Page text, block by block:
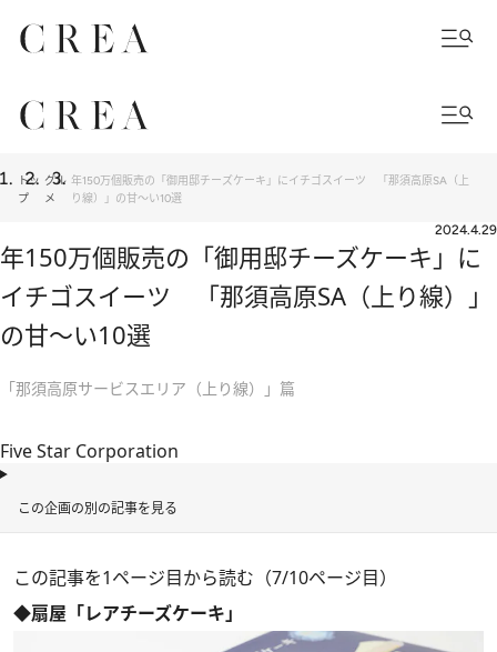
トッ
プ
グル
メ
年150万個販売の「御用邸チーズケーキ」にイチゴスイーツ 「那須高原SA（上
り線）」の甘～い10選
2024.4.29
年150万個販売の「御用邸チーズケーキ」に
イチゴスイーツ 「那須高原SA（上り線）」
の甘～い10選
「那須高原サービスエリア（上り線）」篇
Five Star Corporation
この企画の別の記事を見る
この記事を1ページ目から読む（7/10ページ目）
◆扇屋「レアチーズケーキ」